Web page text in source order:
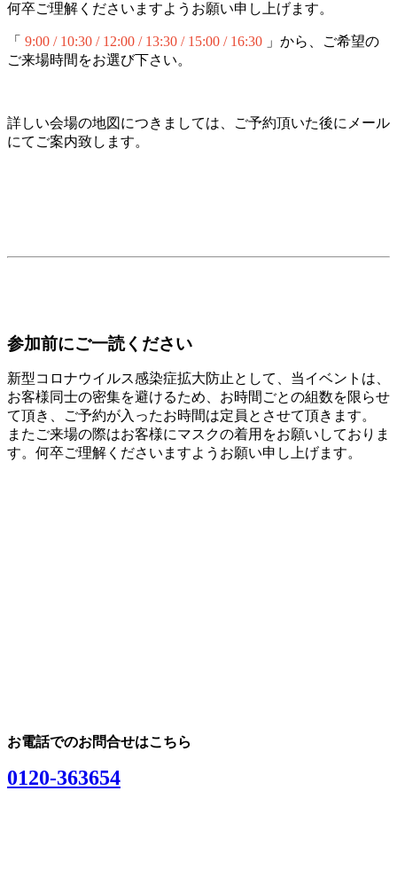
何卒ご理解くださいますようお願い申し上げます。
「 9:00 / 10:30 / 12:00 / 13:30 / 15:00 / 16:30 」から、ご希望の
ご来場時間をお選び下さい。
詳しい会場の地図につきましては、ご予約頂いた後にメール
にてご案内致します。
参加前にご一読ください
新型コロナウイルス感染症拡大防止として、当イベントは、
お客様同士の密集を避けるため、お時間ごとの組数を限らせ
て頂き、ご予約が入ったお時間は定員とさせて頂きます。
またご来場の際はお客様にマスクの着用をお願いしておりま
す。何卒ご理解くださいますようお願い申し上げます。
お電話でのお問合せはこちら
0120-363654